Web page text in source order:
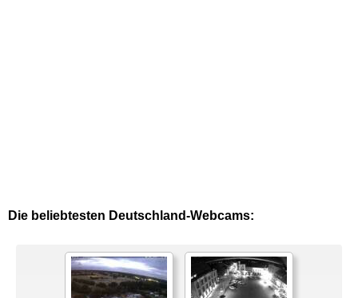
Die beliebtesten Deutschland-Webcams: